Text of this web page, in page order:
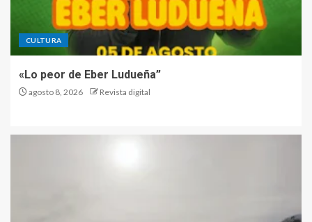
CULTURA
«Lo peor de Eber Ludueña”
agosto 8, 2026 Revista digital